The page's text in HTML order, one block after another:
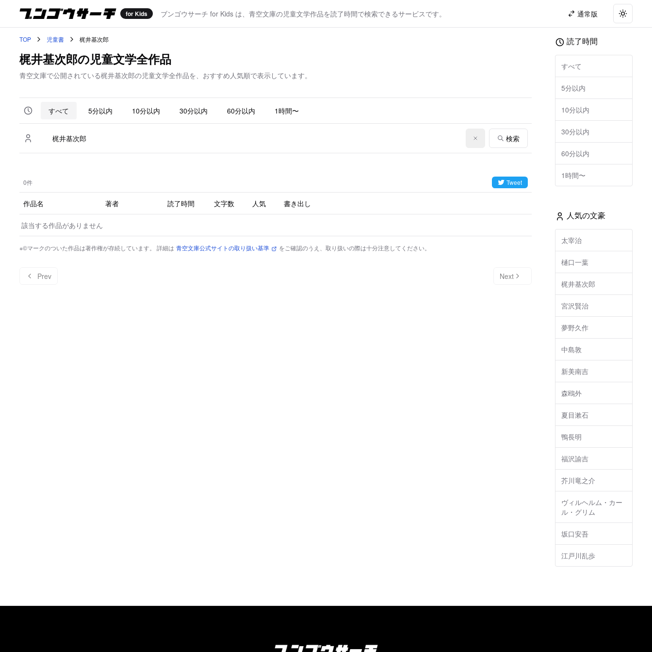
for Kids ブンゴウサーチ for Kids は、青空文庫の児童文学作品を読了時間で検索できるサービスです。 通常版 Toggle
TOP 児童書 梶井基次郎
梶井基次郎の児童文学全作品
青空文庫で公開されている梶井基次郎の児童文学全作品を、おすすめ人気順で表示しています。
すべて 5分以内 10分以内 30分以内 60分以内 1時間〜
検索
0件 Tweet
作品名 著者 読了時間 文字数 人気 書き出し
該当する作品がありません
※©マークのついた作品は著作権が存続しています。 詳細は 青空文庫公式サイトの取り扱い基準 をご確認のうえ、取り扱いの際は十分注意してください。
Prev Next
読了時間
すべて
5分以内
10分以内
30分以内
60分以内
1時間〜
人気の文豪
太宰治
樋口一葉
梶井基次郎
宮沢賢治
夢野久作
中島敦
新美南吉
森鴎外
夏目漱石
鴨長明
福沢諭吉
芥川竜之介
ヴィルヘルム・カー
ル・グリム
坂口安吾
江戸川乱歩